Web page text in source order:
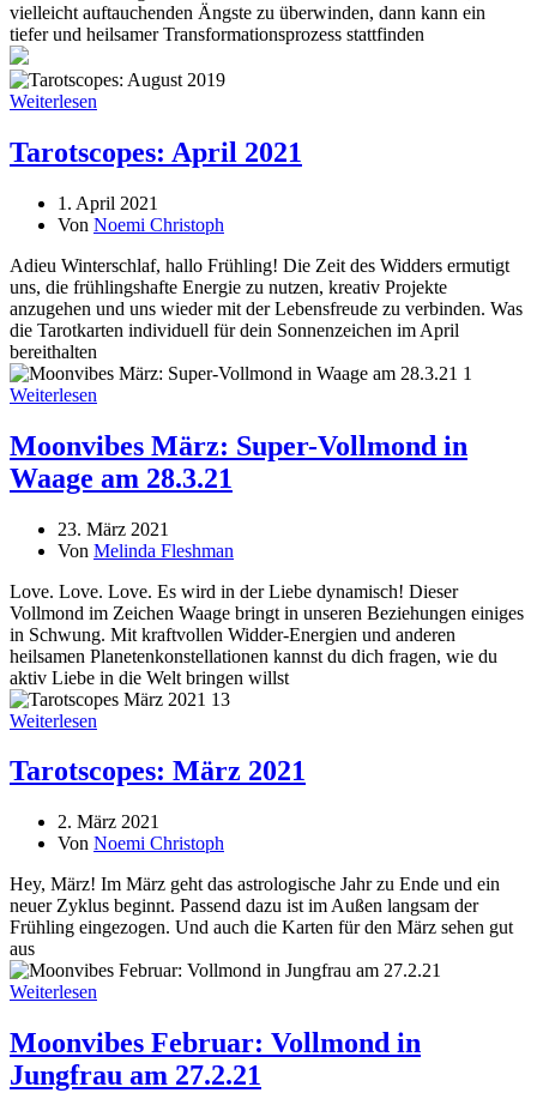
vielleicht auftauchenden Ängste zu überwinden, dann kann ein
tiefer und heilsamer Transformationsprozess stattfinden
Weiterlesen
Tarotscopes: April 2021
1. April 2021
Von Noemi Christoph
Adieu Winterschlaf, hallo Frühling! Die Zeit des Widders ermutigt
uns, die frühlingshafte Energie zu nutzen, kreativ Projekte
anzugehen und uns wieder mit der Lebensfreude zu verbinden. Was
die Tarotkarten individuell für dein Sonnenzeichen im April
bereithalten
Weiterlesen
Moonvibes März: Super-Vollmond in
Waage am 28.3.21
23. März 2021
Von Melinda Fleshman
Love. Love. Love. Es wird in der Liebe dynamisch! Dieser
Vollmond im Zeichen Waage bringt in unseren Beziehungen einiges
in Schwung. Mit kraftvollen Widder-Energien und anderen
heilsamen Planetenkonstellationen kannst du dich fragen, wie du
aktiv Liebe in die Welt bringen willst
Weiterlesen
Tarotscopes: März 2021
2. März 2021
Von Noemi Christoph
Hey, März! Im März geht das astrologische Jahr zu Ende und ein
neuer Zyklus beginnt. Passend dazu ist im Außen langsam der
Frühling eingezogen. Und auch die Karten für den März sehen gut
aus
Weiterlesen
Moonvibes Februar: Vollmond in
Jungfrau am 27.2.21